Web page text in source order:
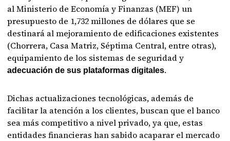
al Ministerio de Economía y Finanzas (MEF) un
presupuesto de 1,732 millones de dólares que se
destinará al mejoramiento de edificaciones existentes
(Chorrera, Casa Matriz, Séptima Central, entre otras),
equipamiento de los sistemas de seguridad y
adecuación de sus plataformas digitales.
Dichas actualizaciones tecnológicas, además de
facilitar la atención a los clientes, buscan que el banco
sea más competitivo a nivel privado, ya que, estas
entidades financieras han sabido acaparar el mercado